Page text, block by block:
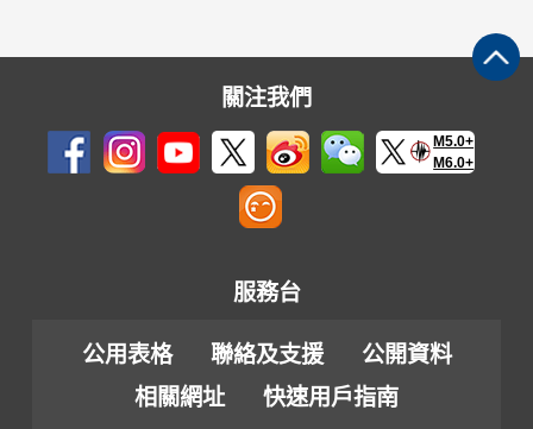
關注我們
M5.0+
M6.0+
服務台
公用表格 聯絡及支援
公開資料
相關網址
快速用戶指南